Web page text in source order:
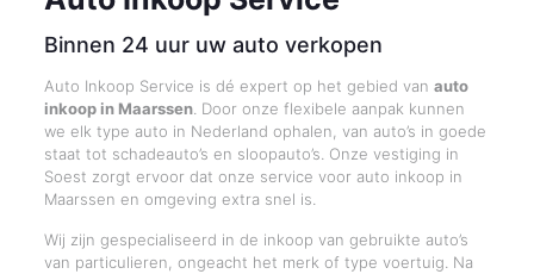
Binnen 24 uur uw auto verkopen
Auto Inkoop Service is dé expert op het gebied van auto
inkoop in Maarssen. Door onze flexibele aanpak kunnen
we elk type auto in Nederland ophalen, van auto’s in goede
staat tot schadeauto’s en sloopauto’s. Onze vestiging in
Soest zorgt ervoor dat onze service voor auto inkoop in
Maarssen en omgeving extra snel is.
Wij zijn gespecialiseerd in de inkoop van gebruikte auto’s
van particulieren, ongeacht het merk of type voertuig. Na